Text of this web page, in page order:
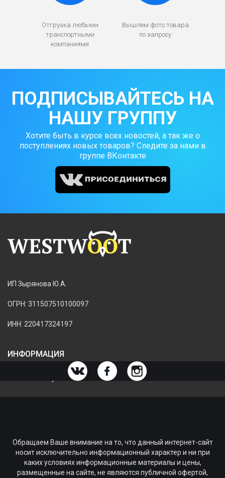
Отгрузка любыми
транспортными
компаниями
Вышлем фото товара
по запросу
ПОДПИСЫВАЙТЕСЬ НА
НАШУ ГРУППУ
Хотите быть в курсе всех новостей, а так же о
поступлениях новых товаров? Следите за нами в
группе ВКонтакте
ИП Зырянова Ю.А.
ОГРН: 311507510100097
ИНН: 220417324197
ИНФОРМАЦИЯ
ИНФОРМАЦИЯ О МАГАЗИНЕ
Обращаем Ваше внимание на то, что данный интернет-сайт
носит исключительно информационный характер и ни при
каких условиях информационные материалы и цены,
размещенные на сайте, не являются публичной офертой,